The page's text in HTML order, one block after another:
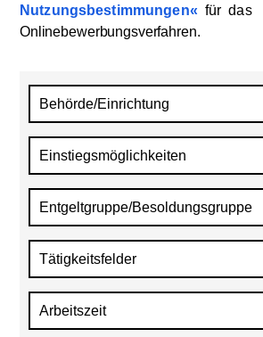
Nutzungsbestimmungen
für das
Onlinebewerbungsverfahren.
Behörde/Einrichtung
Einstiegsmöglichkeiten
Entgeltgruppe/Besoldungsgruppe
Tätigkeitsfelder
Arbeitszeit